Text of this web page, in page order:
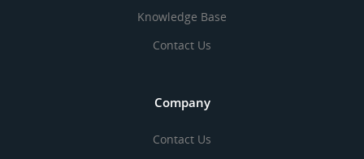
Knowledge Base
Contact Us
Company
Contact Us